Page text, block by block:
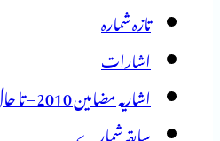
تازہ شمارہ
اشارات
اشاریہ مضامین 2010 – تا حال
سابقہ شمارے